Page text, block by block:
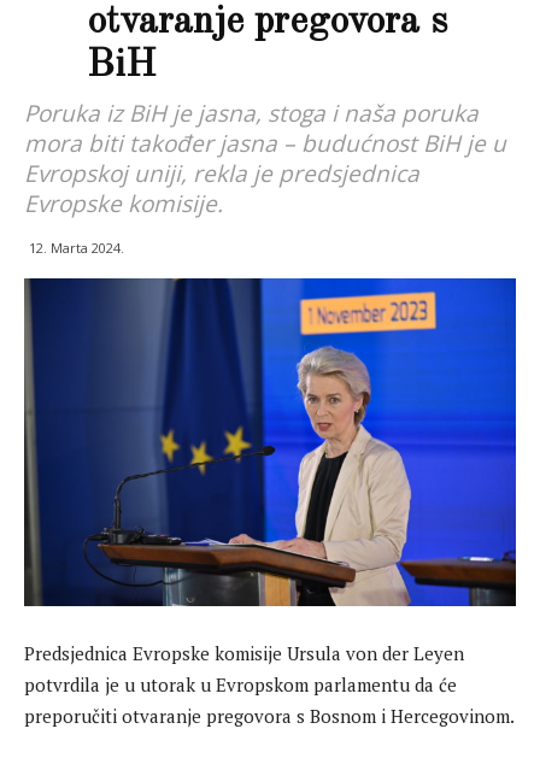
otvaranje pregovora s
BiH
Poruka iz BiH je jasna, stoga i naša poruka
mora biti također jasna – budućnost BiH je u
Evropskoj uniji, rekla je predsjednica
Evropske komisije.
12. Marta 2024.
Predsjednica Evropske komisije Ursula von der Leyen
potvrdila je u utorak u Evropskom parlamentu da će
preporučiti otvaranje pregovora s Bosnom i Hercegovinom.